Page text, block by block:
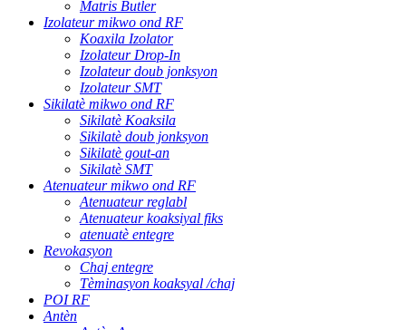
Matris Butler
Izolateur mikwo ond RF
Koaxila Izolator
Izolateur Drop-In
Izolateur doub jonksyon
Izolateur SMT
Sikilatè mikwo ond RF
Sikilatè Koaksila
Sikilatè doub jonksyon
Sikilatè gout-an
Sikilatè SMT
Atenuateur mikwo ond RF
Atenuateur reglabl
Atenuateur koaksiyal fiks
atenuatè entegre
Revokasyon
Chaj entegre
Tèminasyon koaksyal /chaj
POI RF
Antèn